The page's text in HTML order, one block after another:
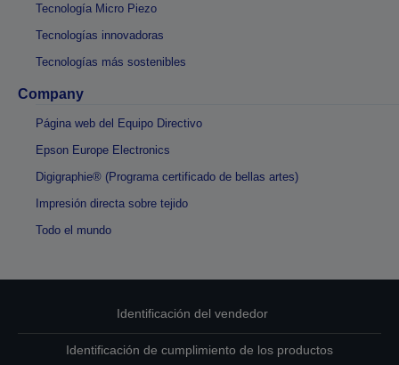
Tecnología Micro Piezo
Tecnologías innovadoras
Tecnologías más sostenibles
Company
Página web del Equipo Directivo
Epson Europe Electronics
Digigraphie® (Programa certificado de bellas artes)
Impresión directa sobre tejido
Todo el mundo
Identificación del vendedor
Identificación de cumplimiento de los productos